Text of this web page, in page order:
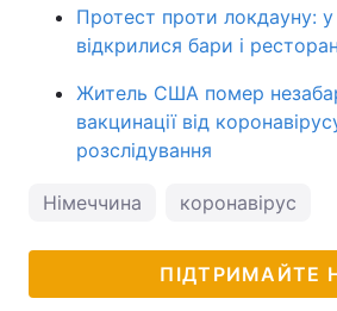
Протест проти локдауну: у
відкрилися бари і
Житель США помер
вакцинації від
розслідування
Німеччина коронавірус
ПІДТРИМАЙТЕ